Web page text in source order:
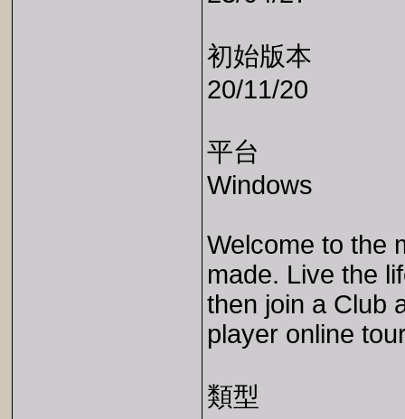
初始版本
20/11/20
平台
Windows
Welcome to the
made. Live the
then join a Club
player online
類型